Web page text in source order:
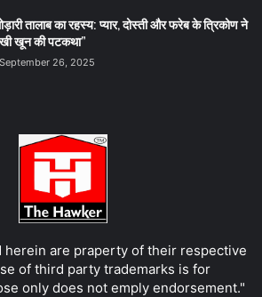
तालाब का रहस्य: प्यार, दोस्ती और फरेब के त्रिकोण ने
खून की पटकथा”
September 26, 2025
herein are praperty of their respective
of third party trademarks is for
only does not emply endorsement."